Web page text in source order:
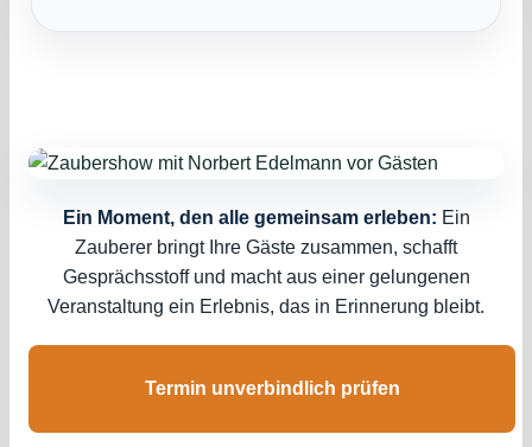
Ein Moment, den alle gemeinsam erleben: Ein
Zauberer bringt Ihre Gäste zusammen, schafft
Gesprächsstoff und macht aus einer gelungenen
Veranstaltung ein Erlebnis, das in Erinnerung bleibt.
Termin unverbindlich prüfen